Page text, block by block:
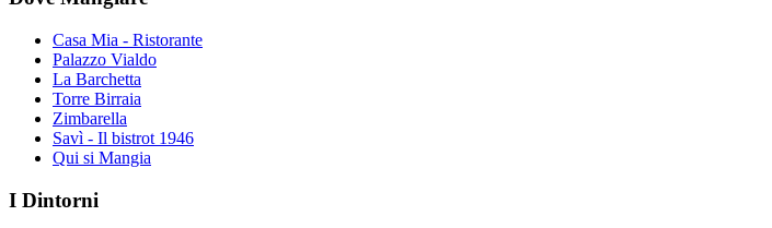
Casa Mia - Ristorante
Palazzo Vialdo
La Barchetta
Torre Birraia
Zimbarella
Savì - Il bistrot 1946
Qui si Mangia
I Dintorni